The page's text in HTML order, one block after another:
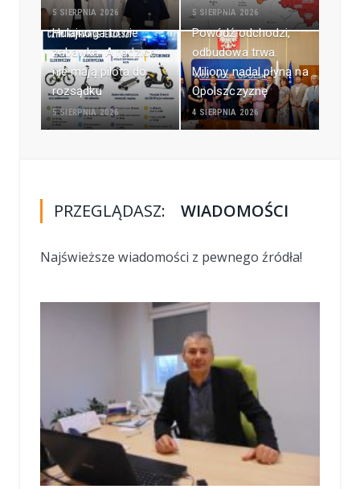
5 SIERPNIA 2026 5 SIERPNIA 2026
Hulajnoga to nie
zabawka. A rodzice
nie mają pilota do
rozsądku
5 SIERPNIA 2026
Powódź odchodzi,
odbudowa trwa.
Miliony nadal płyną na
Opolszczyznę
4 SIERPNIA 2026
PRZEGLĄDASZ: WIADOMOŚCI
Najświeższe wiadomości z pewnego źródła!